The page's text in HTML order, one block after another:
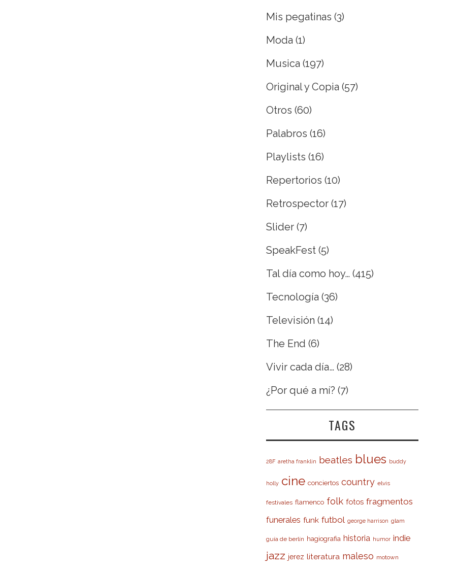
Mis pegatinas (3)
Moda (1)
Musica (197)
Original y Copia (57)
Otros (60)
Palabros (16)
Playlists (16)
Repertorios (10)
Retrospector (17)
Slider (7)
SpeakFest (5)
Tal día como hoy… (415)
Tecnología (36)
Televisión (14)
The End (6)
Vivir cada día… (28)
¿Por qué a mí? (7)
TAGS
28F aretha franklin beatles blues buddy
holly cine conciertos country elvis
festivales flamenco folk fotos fragmentos
funerales funk futbol george harrison glam
guía de berlín hagiografia historia humor indie
jazz jerez literatura maleso motown